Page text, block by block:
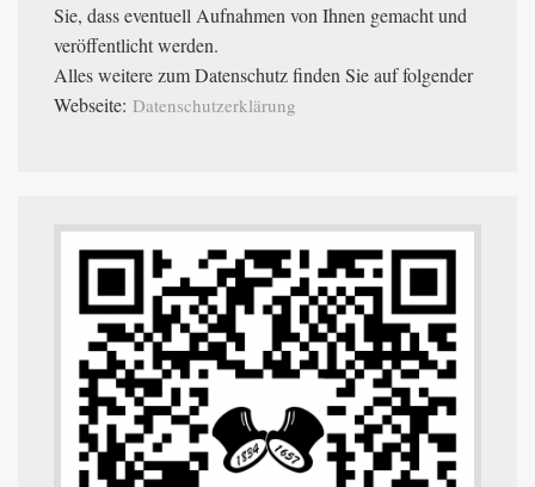
Sie, dass eventuell Aufnahmen von Ihnen gemacht und
veröffentlicht werden.
Alles weitere zum Datenschutz finden Sie auf folgender
Webseite: Datenschutzerklärung